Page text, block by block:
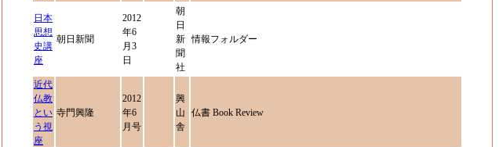
日本
思想
史講
座
朝日新聞
2012
年6
月3
日
朝
日
新
聞
社
情報フォルダー
近代
仏教
とい
う視
座
寺門興隆
2012
年6
月号
興
山
舎
仏書 Book Review